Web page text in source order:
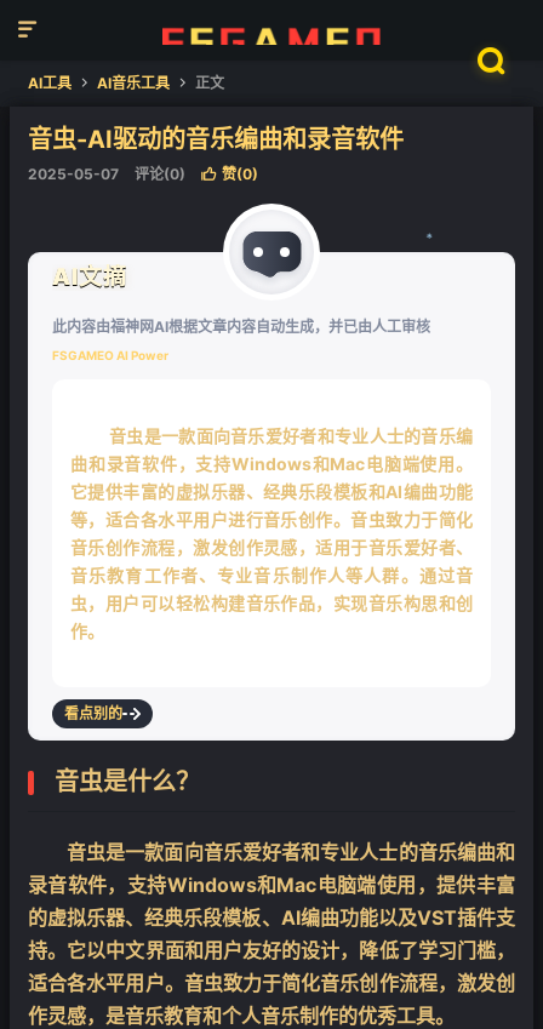


AI工具  AI音乐工具  正文
音虫-AI驱动的音乐编曲和录音软件
2025-05-07 评论(0)  赞(0)
AI文摘
此内容由福神网AI根据文章内容自动生成，并已由人工审核
FSGAMEO AI Power
音虫是一款面向音乐爱好者和专业人士的音乐编
曲和录音软件，支持Windows和Mac电脑端使用。
它提供丰富的虚拟乐器、经典乐段模板和AI编曲功能
等，适合各水平用户进行音乐创作。音虫致力于简化
音乐创作流程，激发创作灵感，适用于音乐爱好者、
音乐教育工作者、专业音乐制作人等人群。通过音
虫，用户可以轻松构建音乐作品，实现音乐构思和创
作。
看点别的
音虫是什么？
音虫是一款面向音乐爱好者和专业人士的音乐编曲和
录音软件，支持Windows和Mac电脑端使用，提供丰富
的虚拟乐器、经典乐段模板、AI编曲功能以及VST插件支
持。它以中文界面和用户友好的设计，降低了学习门槛，
适合各水平用户。音虫致力于简化音乐创作流程，激发创
作灵感，是音乐教育和个人音乐制作的优秀工具。